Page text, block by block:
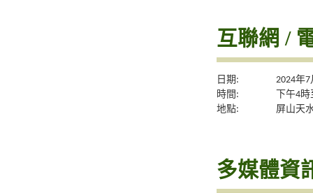
互聯網 /
日期:
2024年
時間:
下午4
地點:
屏山天
多媒體資